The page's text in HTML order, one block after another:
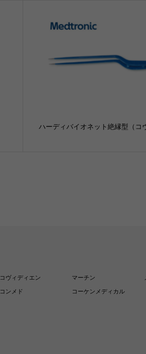
ハーディバイオネット絶縁型（コ
コヴィディエン マーチン
コンメド コーケンメディカル